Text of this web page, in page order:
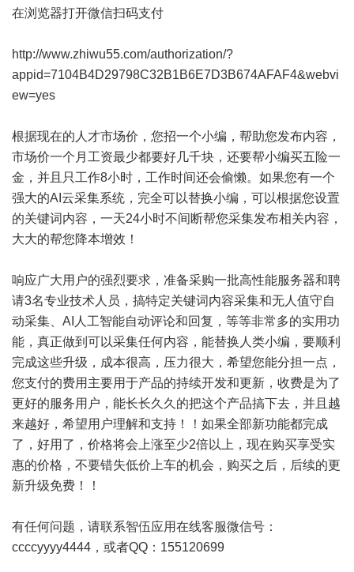
在浏览器打开微信扫码支付
http://www.zhiwu55.com/authorization/?
appid=7104B4D29798C32B1B6E7D3B674AFAF4&webvi
ew=yes
根据现在的人才市场价，您招一个小编，帮助您发布内容，
市场价一个月工资最少都要好几千块，还要帮小编买五险一
金，并且只工作8小时，工作时间还会偷懒。如果您有一个
强大的AI云采集系统，完全可以替换小编，可以根据您设置
的关键词内容，一天24小时不间断帮您采集发布相关内容，
大大的帮您降本增效！
响应广大用户的强烈要求，准备采购一批高性能服务器和聘
请3名专业技术人员，搞特定关键词内容采集和无人值守自
动采集、AI人工智能自动评论和回复，等等非常多的实用功
能，真正做到可以采集任何内容，能替换人类小编，要顺利
完成这些升级，成本很高，压力很大，希望您能分担一点，
您支付的费用主要用于产品的持续开发和更新，收费是为了
更好的服务用户，能长长久久的把这个产品搞下去，并且越
来越好，希望用户理解和支持！！如果全部新功能都完成
了，好用了，价格将会上涨至少2倍以上，现在购买享受实
惠的价格，不要错失低价上车的机会，购买之后，后续的更
新升级免费！！
有任何问题，请联系智伍应用在线客服微信号：
ccccyyyy4444，或者QQ：155120699